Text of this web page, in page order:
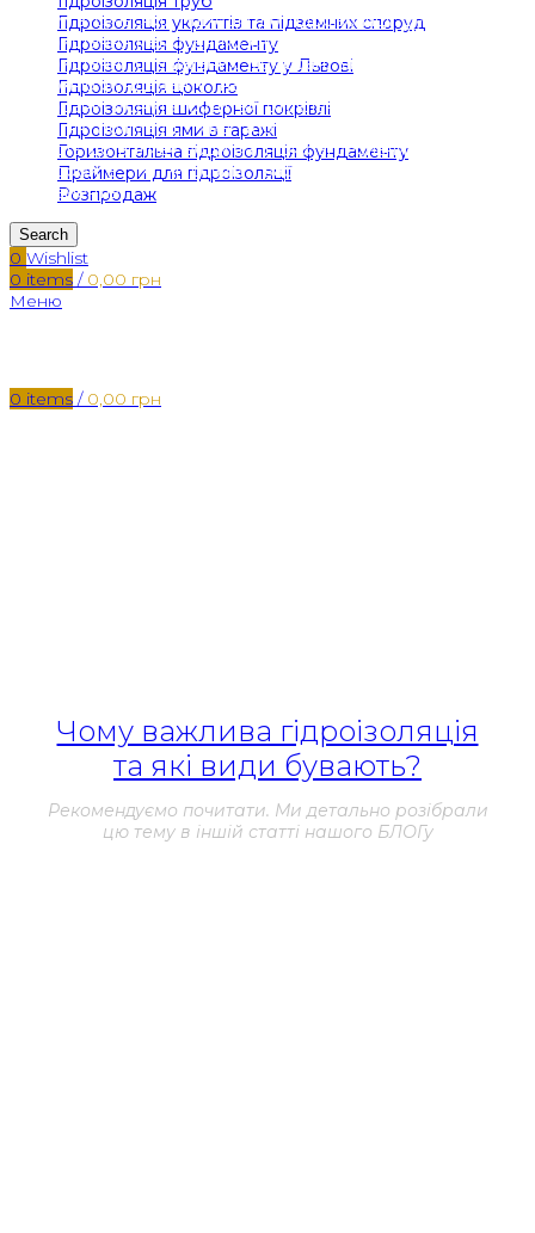
Гідроізоляція укриттів та підземних споруд
Гідроізоляція фундаменту
Гідроізоляція фундаменту у Львові
Гідроізоляція цоколю
Гідроізоляція шиферної покрівлі
Гідроізоляція ями в гаражі
Горизонтальна гідроізоляція фундаменту
Праймери для гідроізоляції
Розпродаж
Search
0 Wishlist
0 items / 0,00 грн
Меню
0 items / 0,00 грн
Одним з сучасних підходів до гідроізоляції фундаменту є
використання мембранних систем. Ці системи полягають у
використанні спеціальних мембран, які накладаються на
поверхню фундаменту і надійно захищають його від вологи.
Мембрани можуть бути виготовлені з різних матеріалів,
таких як полімери, гума або бітум. Вони мають високу
стійкість до впливу води та інших агресивних середовищ,
що робить їх чудовим варіантом для гідроізоляції
фундаментів.
Чому важлива гідроізоляція
та які види бувають?
Рекомендуємо почитати. Ми детально розібрали
цю тему в іншій статті нашого БЛОГу